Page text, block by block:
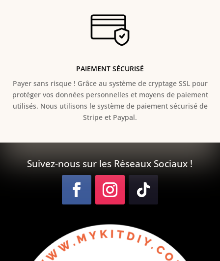
PAIEMENT SÉCURISÉ
Payer sans risque ! Grâce au système de cryptage SSL pour
protéger vos données personnelles et moyens de paiement
utilisés. Nous utilisons le système de paiement sécurisé de
Stripe et Paypal.
Suivez-nous sur les Réseaux Sociaux !